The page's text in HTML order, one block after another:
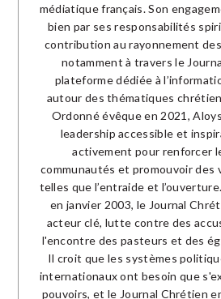
médiatique français. Son
bien par ses responsabilités
contribution au rayonnement
notamment à travers le
plateforme dédiée à
autour des thématiques
Ordonné évêque en 2021,
leadership accessible et
activement pour renforcer
communautés et promouvoir des
telles que l’entraide et
en janvier 2003, le Journal
acteur clé, lutte contre des
l'encontre des pasteurs et des
Il croit que les systèmes
internationaux ont besoin que
pouvoirs, et le Journal Chrétien